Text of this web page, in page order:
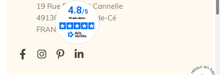
19 Rue Edmond Cannelle
49130 Les Ponts-de-Cé
FRANCE